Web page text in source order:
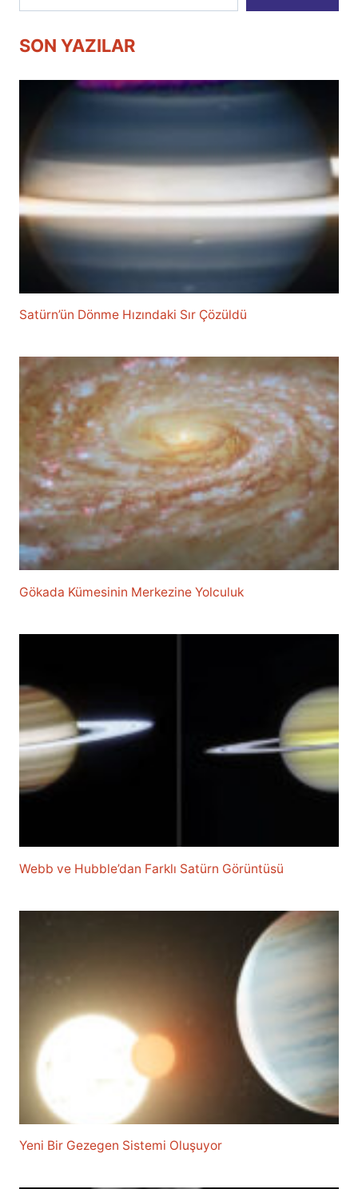
SON YAZILAR
Satürn’ün Dönme Hızındaki Sır Çözüldü
Gökada Kümesinin Merkezine Yolculuk
Webb ve Hubble’dan Farklı Satürn Görüntüsü
Yeni Bir Gezegen Sistemi Oluşuyor